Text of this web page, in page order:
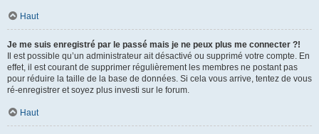
Haut
Je me suis enregistré par le passé mais je ne peux plus me connecter ?!
Il est possible qu’un administrateur ait désactivé ou supprimé votre compte. En
effet, il est courant de supprimer régulièrement les membres ne postant pas
pour réduire la taille de la base de données. Si cela vous arrive, tentez de vous
ré-enregistrer et soyez plus investi sur le forum.
Haut